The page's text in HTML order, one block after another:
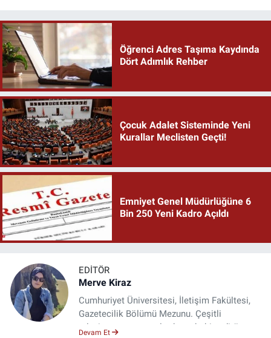
Öğrenci Adres Taşıma Kaydında
Dört Adımlık Rehber
Çocuk Adalet Sisteminde Yeni
Kurallar Meclisten Geçti!
Emniyet Genel Müdürlüğüne 6
Bin 250 Yeni Kadro Açıldı
EDITÖR
Merve Kiraz
Cumhuriyet Üniversitesi, İletişim Fakültesi,
Gazetecilik Bölümü Mezunu. Çeşitli
televizyon ve gazetelerde muhabir, editör,
Devam Et